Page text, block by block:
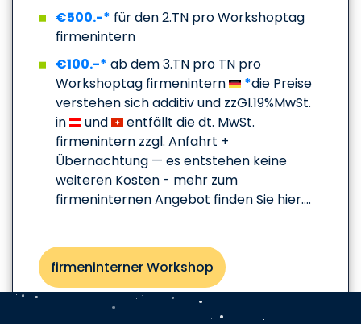
€500.-* für den 2.TN pro Workshoptag
firmenintern
€100.-* ab dem 3.TN pro TN pro
Workshoptag firmenintern
*die Preise
verstehen sich additiv und zzGl.19%MwSt.
in
und
entfällt die dt. MwSt.
firmenintern zzgl. Anfahrt +
Übernachtung — es entstehen keine
weiteren Kosten - mehr zum
firmeninternen Angebot finden Sie hier....
firmeninterner Workshop